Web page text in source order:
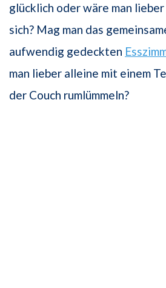
glücklich oder wäre man
sich? Mag man das
aufwendig gedeckten
man lieber alleine mit einem
der Couch rumlümmeln?